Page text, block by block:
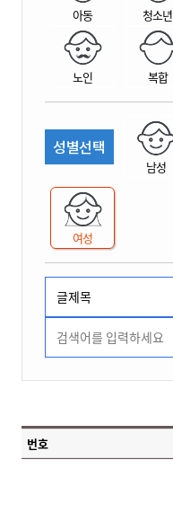
아동 청소년
노인 복합
성별선택
남성
여성
번호